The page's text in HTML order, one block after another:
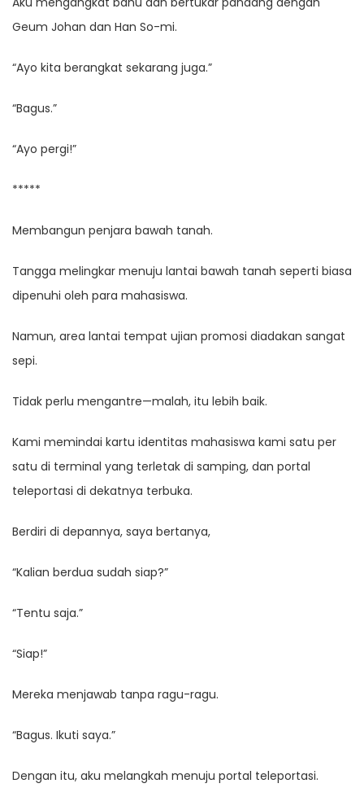
Geum Johan dan Han So-mi.
“Ayo kita berangkat sekarang juga.”
“Bagus.”
“Ayo pergi!”
*****
Membangun penjara bawah tanah.
Tangga melingkar menuju lantai bawah tanah seperti biasa
dipenuhi oleh para mahasiswa.
Namun, area lantai tempat ujian promosi diadakan sangat
sepi.
Tidak perlu mengantre—malah, itu lebih baik.
Kami memindai kartu identitas mahasiswa kami satu per
satu di terminal yang terletak di samping, dan portal
teleportasi di dekatnya terbuka.
Berdiri di depannya, saya bertanya,
“Kalian berdua sudah siap?”
“Tentu saja.”
“Siap!”
Mereka menjawab tanpa ragu-ragu.
“Bagus. Ikuti saya.”
Dengan itu, aku melangkah menuju portal teleportasi.